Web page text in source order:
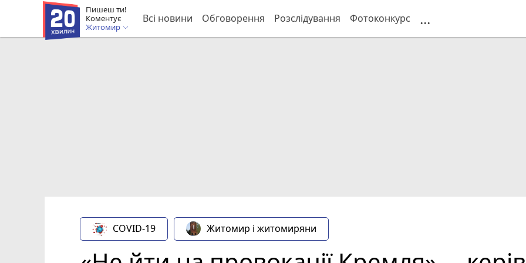
Пишеш ти!
Коментує
Житомир
Всі новини Обговорення Розслідування Фотоконкурс ...
COVID-19 Житомир і житомиряни